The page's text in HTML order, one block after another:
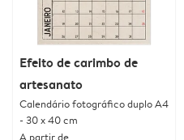
Efeito de carimbo de
artesanato
Calendário fotográfico duplo A4
- 30 x 40 cm
A partir de